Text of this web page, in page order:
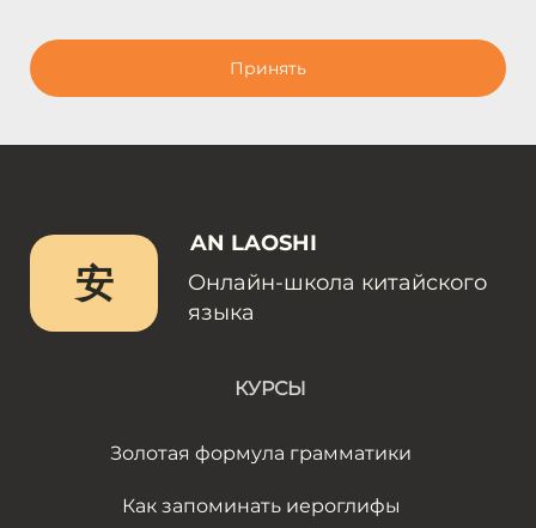
Принять
安
AN LAOSHI
Онлайн-школа китайского
языка
КУРСЫ
Золотая формула грамматики
Как запоминать иероглифы